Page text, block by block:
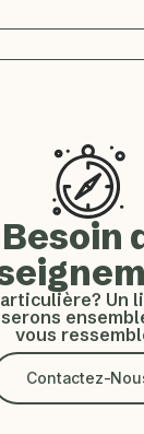
Besoin
Un
vous
Contactez-